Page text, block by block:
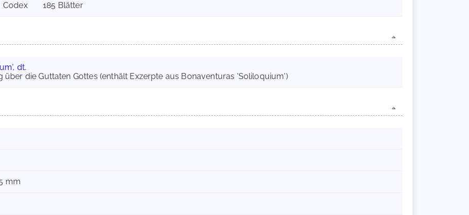
Codex 185 Blätter
dt.
über die Guttaten Gottes (enthält Exzerpte aus Bonaventuras 'Soliloquium')
mm